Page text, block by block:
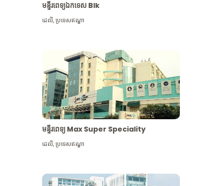
មន្ទីរពេទ្យឯកទេស Blk
ដេលី,ប្រទេសឥណ្ឌា
មន្ទីរពេទ្យ Max Super Speciality
ដេលី,ប្រទេសឥណ្ឌា